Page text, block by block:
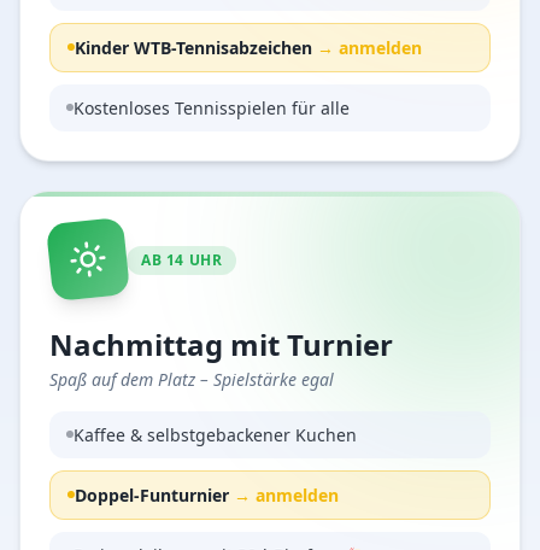
Kinder WTB-Tennisabzeichen → anmelden
Kostenloses Tennisspielen für alle
AB 14 UHR
Nachmittag mit Turnier
Spaß auf dem Platz – Spielstärke egal
Kaffee & selbstgebackener Kuchen
Doppel-Funturnier → anmelden